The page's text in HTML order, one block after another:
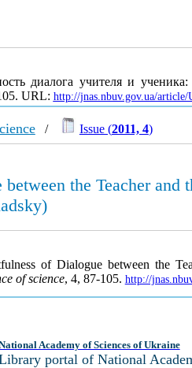
диалога учителя и
URL: http://jnas.nbuv.gov.ua/article/
/ Issue (2011, 4)
the Teacher
of Dialogue between the
of science, 4, 87-105. http://
Academy of Sciences of Ukraine
portal of National